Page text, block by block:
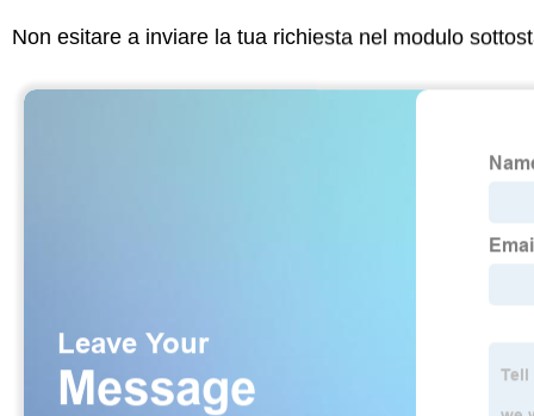
Non esitare a inviare la tua richiesta nel modulo